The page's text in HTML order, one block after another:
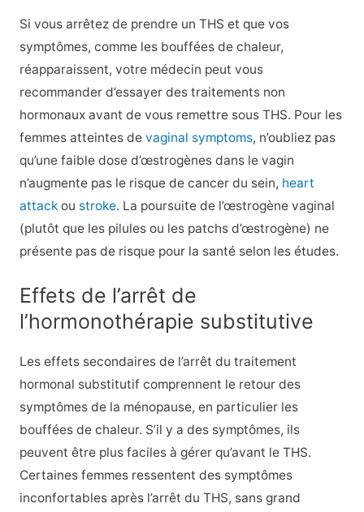
Si vous arrêtez de prendre un THS et que vos
symptômes, comme les bouffées de chaleur,
réapparaissent, votre médecin peut vous
recommander d’essayer des traitements non
hormonaux avant de vous remettre sous THS. Pour les
femmes atteintes de vaginal symptoms, n’oubliez pas
qu’une faible dose d’œstrogènes dans le vagin
n’augmente pas le risque de cancer du sein, heart
attackou stroke. La poursuite de l’œstrogène vaginal
(plutôt que les pilules ou les patchs d’œstrogène) ne
présente pas de risque pour la santé selon les études.
Effets de l’arrêt de
l’hormonothérapie substitutive
Les effets secondaires de l’arrêt du traitement
hormonal substitutif comprennent le retour des
symptômes de la ménopause, en particulier les
bouffées de chaleur. S’il y a des symptômes, ils
peuvent être plus faciles à gérer qu’avant le THS.
Certaines femmes ressentent des symptômes
inconfortables après l’arrêt du THS, sans grand